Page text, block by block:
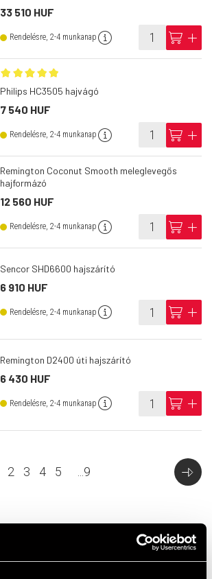
33 510 HUF
Rendelésre, 2-4 munkanap info cart add
Philips HC3505 hajvágó
7 540 HUF
Rendelésre, 2-4 munkanap info cart add
Remington Coconut Smooth meleglevegős
hajformázó
12 560 HUF
Rendelésre, 2-4 munkanap info cart add
Sencor SHD6600 hajszárító
6 910 HUF
Rendelésre, 2-4 munkanap info cart add
Remington D2400 úti hajszárító
6 430 HUF
Rendelésre, 2-4 munkanap info cart add
2 3 4 5 9